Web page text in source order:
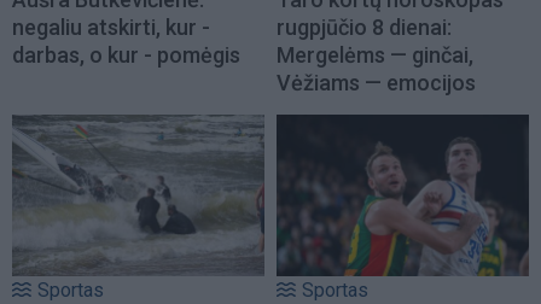
negaliu atskirti, kur -
darbas, o kur - pomėgis
rugpjūčio 8 dienai:
Mergelėms — ginčai,
Vėžiams — emocijos
Sportas Sportas